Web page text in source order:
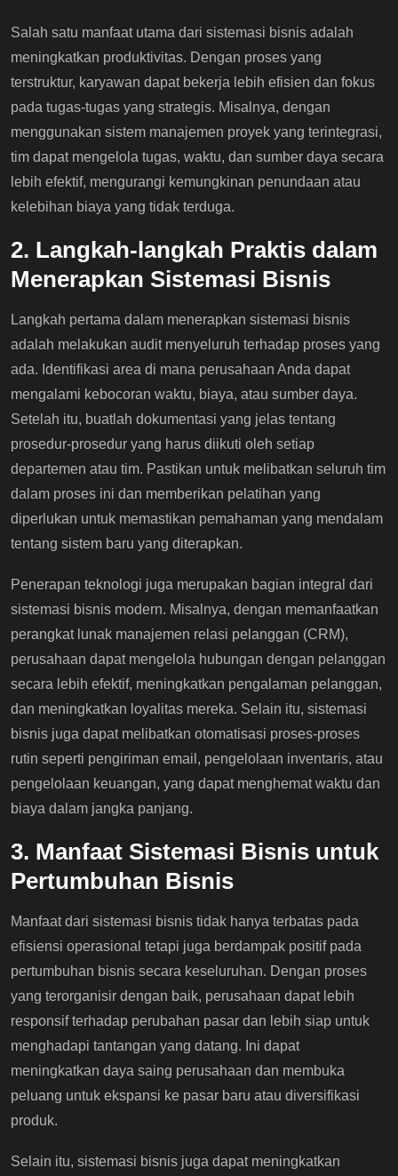
Salah satu manfaat utama dari sistemasi bisnis adalah
meningkatkan produktivitas. Dengan proses yang
terstruktur, karyawan dapat bekerja lebih efisien dan fokus
pada tugas-tugas yang strategis. Misalnya, dengan
menggunakan sistem manajemen proyek yang terintegrasi,
tim dapat mengelola tugas, waktu, dan sumber daya secara
lebih efektif, mengurangi kemungkinan penundaan atau
kelebihan biaya yang tidak terduga.
2. Langkah-langkah Praktis dalam
Menerapkan Sistemasi Bisnis
Langkah pertama dalam menerapkan sistemasi bisnis
adalah melakukan audit menyeluruh terhadap proses yang
ada. Identifikasi area di mana perusahaan Anda dapat
mengalami kebocoran waktu, biaya, atau sumber daya.
Setelah itu, buatlah dokumentasi yang jelas tentang
prosedur-prosedur yang harus diikuti oleh setiap
departemen atau tim. Pastikan untuk melibatkan seluruh tim
dalam proses ini dan memberikan pelatihan yang
diperlukan untuk memastikan pemahaman yang mendalam
tentang sistem baru yang diterapkan.
Penerapan teknologi juga merupakan bagian integral dari
sistemasi bisnis modern. Misalnya, dengan memanfaatkan
perangkat lunak manajemen relasi pelanggan (CRM),
perusahaan dapat mengelola hubungan dengan pelanggan
secara lebih efektif, meningkatkan pengalaman pelanggan,
dan meningkatkan loyalitas mereka. Selain itu, sistemasi
bisnis juga dapat melibatkan otomatisasi proses-proses
rutin seperti pengiriman email, pengelolaan inventaris, atau
pengelolaan keuangan, yang dapat menghemat waktu dan
biaya dalam jangka panjang.
3. Manfaat Sistemasi Bisnis untuk
Pertumbuhan Bisnis
Manfaat dari sistemasi bisnis tidak hanya terbatas pada
efisiensi operasional tetapi juga berdampak positif pada
pertumbuhan bisnis secara keseluruhan. Dengan proses
yang terorganisir dengan baik, perusahaan dapat lebih
responsif terhadap perubahan pasar dan lebih siap untuk
menghadapi tantangan yang datang. Ini dapat
meningkatkan daya saing perusahaan dan membuka
peluang untuk ekspansi ke pasar baru atau diversifikasi
produk.
Selain itu, sistemasi bisnis juga dapat meningkatkan